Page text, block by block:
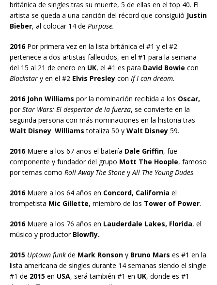
británica de singles tras su muerte, 5 de ellas en el top 40. El
artista se queda a una canción del récord que consiguió Justin
Bieber, al colocar 14 de Purpose.
2016Por primera vez en la lista británica el #1 y el #2
pertenece a dos artistas fallecidos, en el #1 para la semana
del 15 al 21 de enero en UK, el #1 es para David Bowie con
Blackstar y en el #2 Elvis Presley con If I can dream.
2016 John Williams por la nominación recibida a los Oscar,
porStar Wars: El despertar de la fuerza, se convierte en la
segunda persona con más nominaciones en la historia tras
Walt Disney. Williams totaliza 50 y Walt Disney 59.
2016Muere a los 67 años el batería Dale Griffin, fue
componente y fundador del grupo Mott The Hoople, famoso
por temas como Roll Away The Stone yAll The Young Dudes.
2016Muere a los 64 años en Concord, California el
trompetista Mic Gillette, miembro de los Tower of Power.
2016Muere a los 76 años en Lauderdale Lakes, Florida, el
músico y productorBlowfly.
2015 Uptown funk de Mark Ronson y Bruno Mars es #1 en la
lista americana de singles durante 14 semanas siendo el single
#1 de 2015 en USA, será también #1 en UK, donde es #1